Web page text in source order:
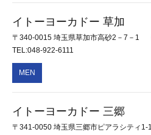
イトーヨーカドー 草加
〒340-0015 埼玉県草加市高砂2－7－1
TEL:048-922-6111
MEN
イトーヨーカドー 三郷
〒341-0050 埼玉県三郷市ピアラシティ